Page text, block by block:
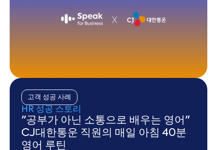
고객 성공 사례
HR 성공 스토리
"공부가 아닌 소통으로 배우는 영어"
CJ대한통운 직원의 매일 아침 40분
영어 루틴